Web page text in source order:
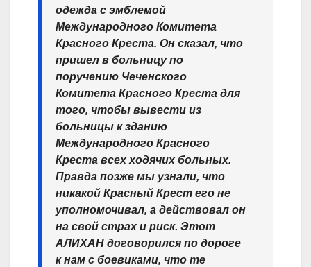
одежда с эмблемой
Международного Комитета
Красного Креста. Он сказал, что
пришел в больницу по
поручению Чеченского
Комитета Красного Креста для
того, чтобы вывести из
больницы к зданию
Международного Красного
Креста всех ходячих больных.
Правда позже мы узнали, что
никакой Красный Крест его не
уполномочивал, а действовал он
на свой страх и риск. Этот
АЛИХАН договорился по дороге
к нам с боевиками, что те